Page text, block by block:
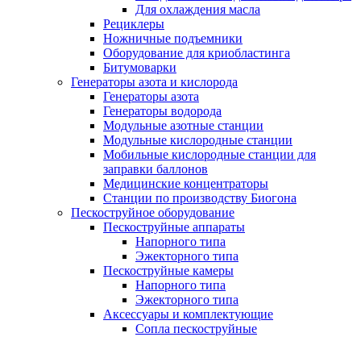
Для охлаждения масла
Рециклеры
Ножничные подъемники
Оборудование для криобластинга
Битумоварки
Генераторы азота и кислорода
Генераторы азота
Генераторы водорода
Модульные азотные станции
Модульные кислородные станции
Мобильные кислородные станции для
заправки баллонов
Медицинские концентраторы
Станции по производству Биогона
Пескоструйное оборудование
Пескоструйные аппараты
Напорного типа
Эжекторного типа
Пескоструйные камеры
Напорного типа
Эжекторного типа
Аксессуары и комплектующие
Сопла пескоструйные